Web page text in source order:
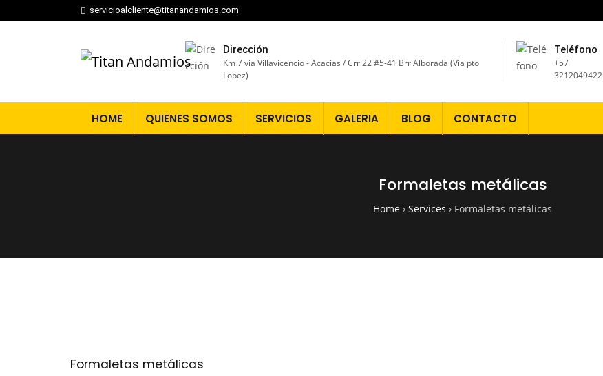
servicioalcliente@titanandamios.com
Dirección
Km 7 via Villavicencio - Acacias / Crr 22 #5-41 Brr Alborada (Via pto
Lopez)
Teléfono
+57
3212049422
HOME QUIENES SOMOS SERVICIOS GALERIA BLOG CONTACTO
Formaletas metálicas
Home › Services › Formaletas metálicas
Formaletas metálicas